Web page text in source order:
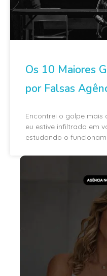
Os 10 Maiores
por Falsas
Encontrei o golpe
eu estive infiltrado em
estudando o